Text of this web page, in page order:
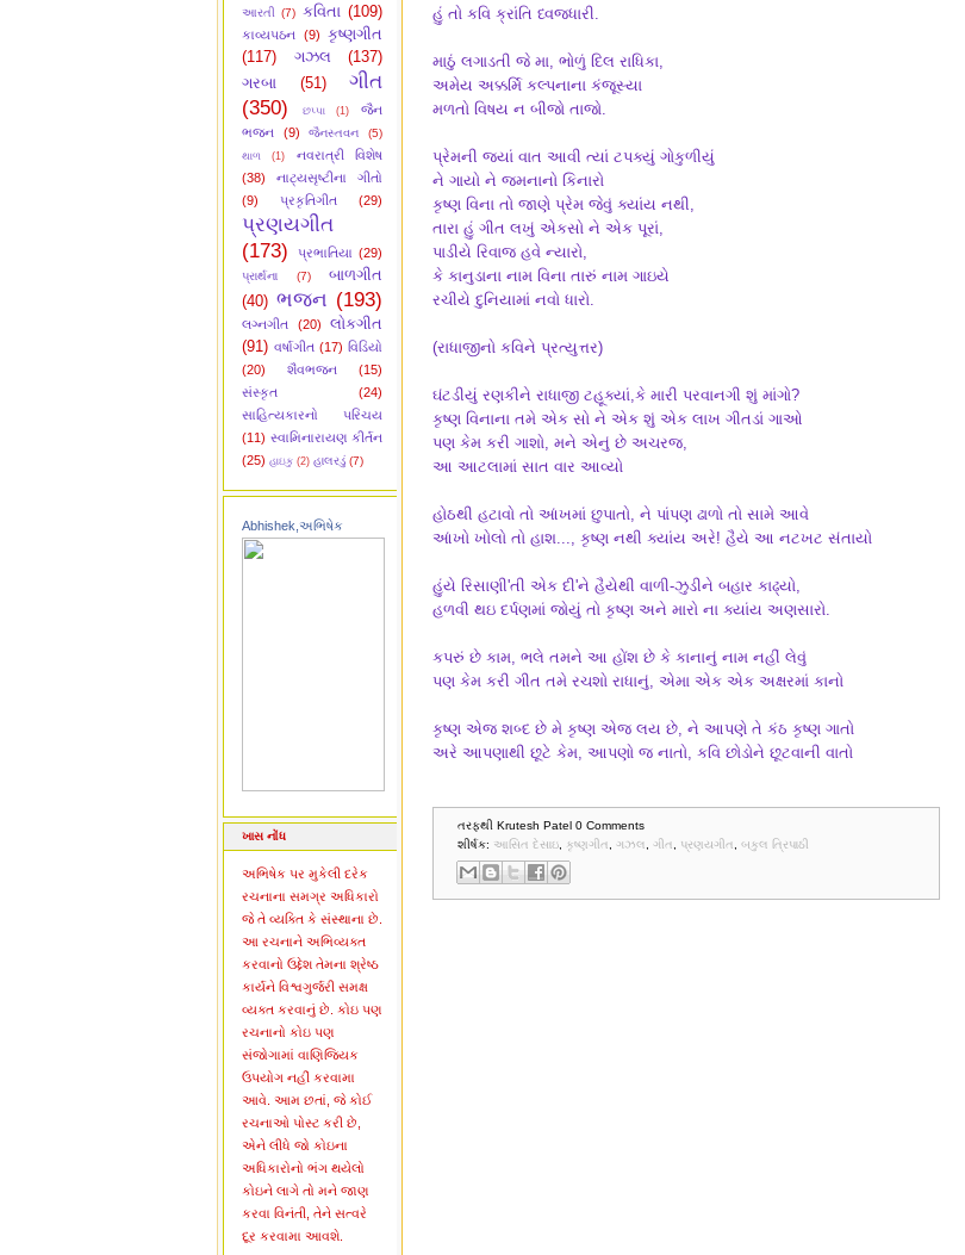
આરતી (7) કવિતા (109)
કાવ્યપઠન (9) કૃષ્ણગીત
(117)
ગઝલ
(137)
ગરબા
(51)
ગીત
(350)
છપ્પા (1)
જૈન
ભજન
(9) જૈનસ્તવન (5)
થાળ (1)
નવરાત્રી વિશેષ
(38)
નાટ્યસૃષ્ટીના ગીતો
(9)
પ્રકૃતિગીત (29)
પ્રણયગીત
(173)
પ્રભાતિયા (29)
પ્રાર્થના (7)
બાળગીત
(40) ભજન (193)
લગ્નગીત (20)
લોકગીત
(91) વર્ષાગીત (17) વિડિયો
(20)
શૈવભજન
(15)
સંસ્કૃત
(24)
સાહિત્યકારનો પરિચય
(11) સ્વામિનારાયણ કીર્તન
(25) હાઇકુ (2) હાલરડું (7)
Abhishek,અભિષેક
ખાસ નોંધ
અભિષેક પર મુકેલી દરેક
રચનાના સમગ્ર અધિકારો
જે તે વ્યક્તિ કે સંસ્થાના છે.
આ રચનાને અભિવ્યક્ત
કરવાનો ઉદ્દેશ તેમના શ્રેષ્ઠ
કાર્યને વિશ્વગુર્જરી સમક્ષ
વ્યક્ત કરવાનું છે. કોઇ પણ
રચનાનો કોઇ પણ
સંજોગામાં વાણિજ્યિક
ઉપયોગ નહીં કરવામા
આવે. આમ છતાં, જે કોઈ
રચનાઓ પોસ્ટ કરી છે,
એને લીધે જો કોઇના
અધિકારોનો ભંગ થયેલો
કોઇને લાગે તો મને જાણ
કરવા વિનંતી, તેને સત્વરે
દૂર કરવામા આવશે.
હું તો કવિ ક્રાંતિ ધ્વજધારી.
માઠું લગાડતી જે મા, ભોળું દિલ રાધિકા,
અમેય અક્કર્મિ કલ્પનાના કંજૂસ્યા
મળતો વિષય ન બીજો તાજો.
પ્રેમની જ્યાં વાત આવી ત્યાં ટપક્યું ગોકુળીયું
ને ગાયો ને જમનાનો કિનારો
કૃષ્ણ વિના તો જાણે પ્રેમ જેવું ક્યાંય નથી,
તારા હું ગીત લખું એકસો ને એક પૂરાં,
પાડીયે રિવાજ હવે ન્યારો,
કે કાનુડાના નામ વિના તારું નામ ગાઇયે
રચીયે દુનિયામાં નવો ધારો.
(રાધાજીનો કવિને પ્રત્યુત્તર)
ઘંટડીયું રણકીને રાધાજી ટહૂક્યાં,કે મારી પરવાનગી શું માંગો?
કૃષ્ણ વિનાના તમે એક સો ને એક શું એક લાખ ગીતડાં ગાઓ
પણ કેમ કરી ગાશો, મને એનું છે અચરજ,
આ આટલામાં સાત વાર આવ્યો
હોઠથી હટાવો તો આંખમાં છુપાતો, ને પાંપણ ઢાળો તો સામે આવે
આંખો ખોલો તો હાશ..., કૃષ્ણ નથી ક્યાંય અરે! હૈયે આ નટખટ સંતાયો
હુંયે રિસાણી'તી એક દી'ને હૈયેથી વાળી-ઝુડીને બહાર કાઢ્યો,
હળવી થઇ દર્પણમાં જોયું તો કૃષ્ણ અને મારો ના ક્યાંય અણસારો.
કપરું છે કામ, ભલે તમને આ હોંશ છે કે કાનાનું નામ નહીં લેવું
પણ કેમ કરી ગીત તમે રચશો રાધાનું, એમા એક એક અક્ષરમાં કાનો
કૃષ્ણ એજ શબ્દ છે મે કૃષ્ણ એજ લય છે, ને આપણે તે કંઠ કૃષ્ણ ગાતો
અરે આપણાથી છૂટે કેમ, આપણો જ નાતો, કવિ છોડોને છૂટવાની વાતો
તરફથી Krutesh Patel 0 Comments
શીર્ષક: આસિત દેસાઇ કૃષ્ણગીત ગઝલ ગીત પ્રણયગીત બકુલ ત્રિપાઠી